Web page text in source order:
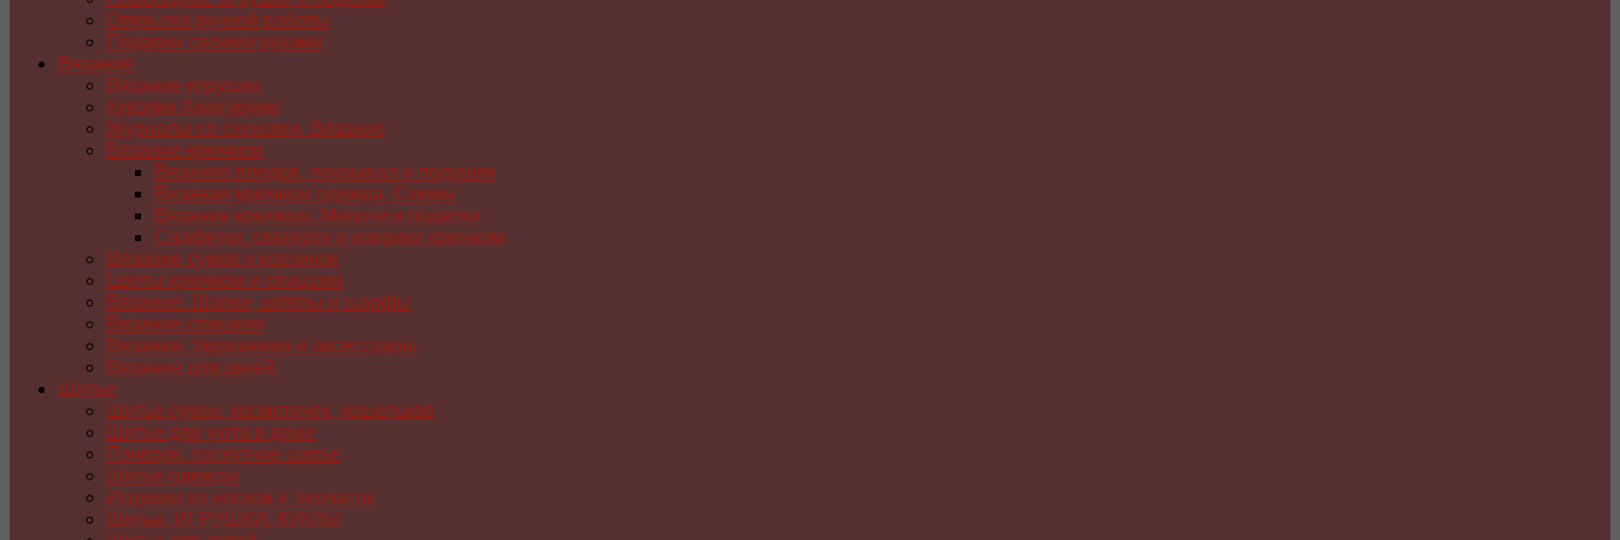
Открытки ручной работы
Подарки своими руками
Вязание
Вязание игрушек
Куколки Амигуруми
Журналы со схемами. Вязание
Вязание крючком
Вязание пледов, покрывал и подушек
Вязаная крючком одежда. Схемы
Вязание крючком. Мелочи и поделки
Салфетки, скатерти и коврики крючком
Вязание сумок и корзинок
Цветы крючком и спицами
Вязание. Шапки, шляпы и шарфы
Вязание спицами
Вязание. Украшения и аксессуары
Вязание для детей
Шитье
Шитье сумок, косметичек, кошельков
Шитье для уюта в доме
Пэчворк, лоскутное шитье
Шитье одежды
Игрушки из носков и перчаток
Шитье. ИГРУШКИ, КУКЛЫ